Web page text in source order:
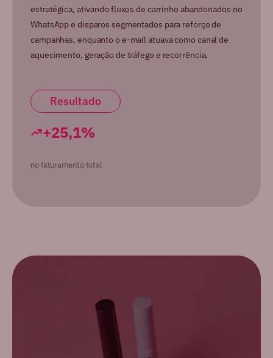
estratégica, ativando fluxos de carrinho abandonados no
WhatsApp e disparos segmentados para reforço de
campanhas, enquanto o e-mail atuava como canal de
aquecimento, geração de tráfego e recorrência.
Resultado
+25,1%
no faturamento total